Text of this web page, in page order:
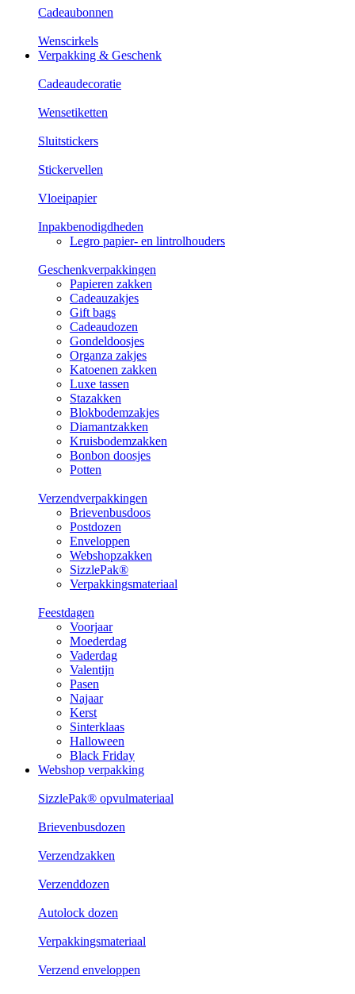
Cadeaubonnen
Wenscirkels
Verpakking & Geschenk
Cadeaudecoratie
Wensetiketten
Sluitstickers
Stickervellen
Vloeipapier
Inpakbenodigdheden
Legro papier- en lintrolhouders
Geschenkverpakkingen
Papieren zakken
Cadeauzakjes
Gift bags
Cadeaudozen
Gondeldoosjes
Organza zakjes
Katoenen zakken
Luxe tassen
Stazakken
Blokbodemzakjes
Diamantzakken
Kruisbodemzakken
Bonbon doosjes
Potten
Verzendverpakkingen
Brievenbusdoos
Postdozen
Enveloppen
Webshopzakken
SizzlePak®
Verpakkingsmateriaal
Feestdagen
Voorjaar
Moederdag
Vaderdag
Valentijn
Pasen
Najaar
Kerst
Sinterklaas
Halloween
Black Friday
Webshop verpakking
SizzlePak® opvulmateriaal
Brievenbusdozen
Verzendzakken
Verzenddozen
Autolock dozen
Verpakkingsmateriaal
Verzend enveloppen